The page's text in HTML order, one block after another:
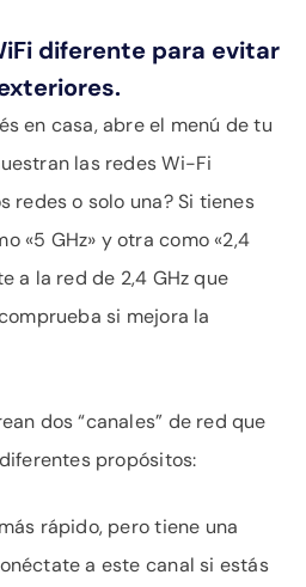
diferente para evitar
en casa, abre el menú de tu
las redes Wi-Fi
redes o solo una? Si tienes
«5 GHz» y otra como «2,4
a la red de 2,4 GHz que
si mejora la
dos “canales” de red que
propósitos:
rápido, pero tiene una
a este canal si estás